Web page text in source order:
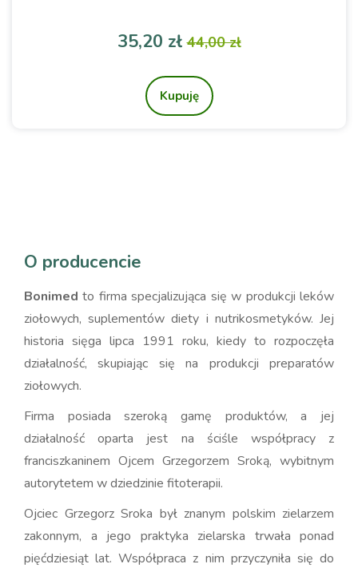
Cena
35,20 złCena podstawowa
44,00 zł
Kupuję
O producencie
Bonimed to firma specjalizująca się w produkcji leków
ziołowych, suplementów diety i nutrikosmetyków. Jej
historia sięga lipca 1991 roku, kiedy to rozpoczęła
działalność, skupiając się na produkcji preparatów
ziołowych.
Firma posiada szeroką gamę produktów, a jej
działalność oparta jest na ściśle współpracy z
franciszkaninem Ojcem Grzegorzem Sroką, wybitnym
autorytetem w dziedzinie fitoterapii.
Ojciec Grzegorz Sroka był znanym polskim zielarzem
zakonnym, a jego praktyka zielarska trwała ponad
pięćdziesiąt lat. Współpraca z nim przyczyniła się do